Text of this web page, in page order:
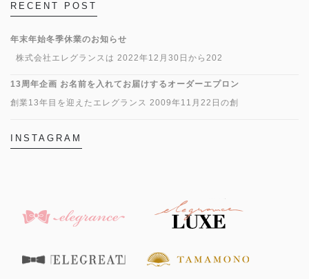
RECENT POST
年末年始冬季休業のお知らせ
株式会社エレグランスは 2022年12月30日から202
13周年企画 お名前を入れてお届けするオーダーエプロン
創業13年目を迎えたエレグランス 2009年11月22日の創
INSTAGRAM